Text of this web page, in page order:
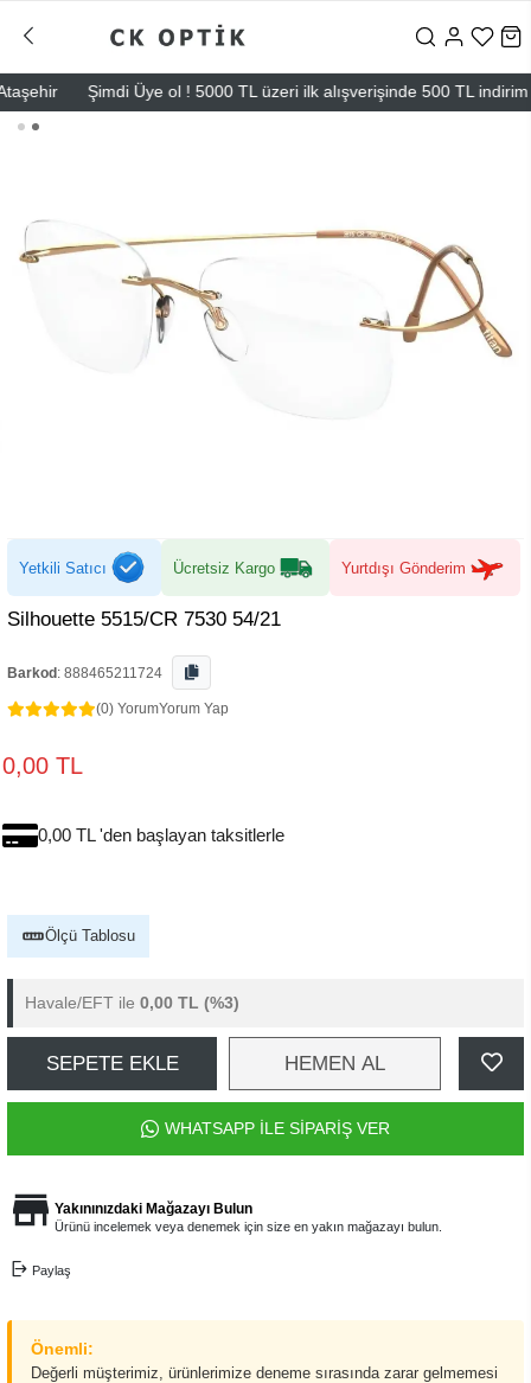
Şimdi Üye ol ! 5000 TL üzeri ilk alışverişinde 500 TL indirim
Yetkili Satıcı Ücretsiz Kargo Yurtdışı Gönderim
Silhouette 5515/CR 7530 54/21
Barkod : 888465211724
(0) YorumYorum Yap
0,00 TL
0,00 TL 'den başlayan taksitlerle
Ölçü Tablosu
Havale/EFT ile 0,00 TL (%3)
SEPETE EKLE HEMEN AL
WHATSAPP İLE SİPARİŞ VER
Yakınınızdaki Mağazayı Bulun
Ürünü incelemek veya denemek için size en yakın mağazayı bulun.
Paylaş
Önemli:
Değerli müşterimiz, ürünlerimize deneme sırasında zarar gelmemesi